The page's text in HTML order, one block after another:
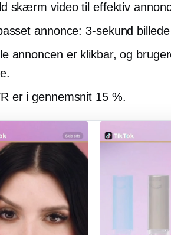
skærm video til effektiv
annonce:3-sekund
annoncen er klikbar, og
er i gennemsnit 15 %.